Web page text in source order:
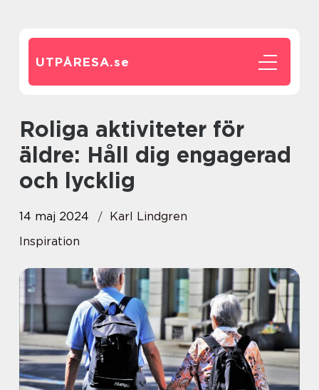
UTPÅRESA.se
Roliga aktiviteter för
äldre: Håll dig engagerad
och lycklig
14 maj 2024
Karl Lindgren
Inspiration